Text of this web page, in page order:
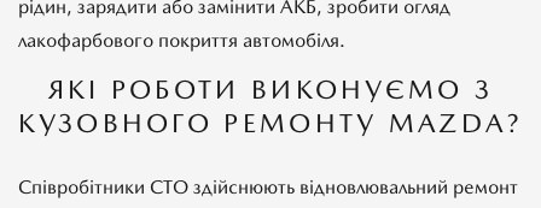
рідин, зарядити або замінити АКБ, зробити огляд
лакофарбового покриття автомобіля.
ЯКІ РОБОТИ ВИКОНУЄМО З
КУЗОВНОГО РЕМОНТУ MAZDA?
Співробітники СТО здійснюють відновлювальний ремонт